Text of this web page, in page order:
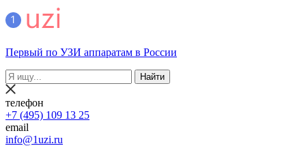
Первый по УЗИ аппаратам в России
Найти
телефон
+7 (495) 109 13 25
email
info@1uzi.ru